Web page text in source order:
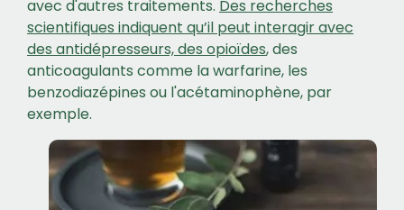
avec d'autres traitements. Des recherches
scientifiques indiquent qu’il peut interagir avec
des antidépresseurs, des opioïdes, des
anticoagulants comme la warfarine, les
benzodiazépines ou l'acétaminophène, par
exemple.